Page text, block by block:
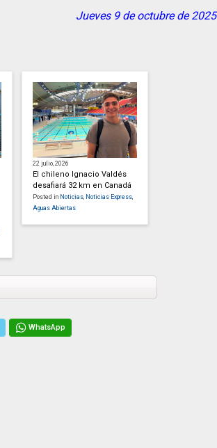
Jueves 9 de octubre de 2025
22 julio, 2026
El chileno Ignacio Valdés
desafiará 32 km en Canadá
Posted in Noticias Noticias Express
Aguas Abiertas
WhatsApp